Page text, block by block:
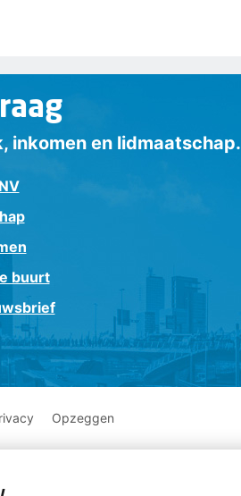
inkomen en lidmaatschap.
buurt
Opzeggen